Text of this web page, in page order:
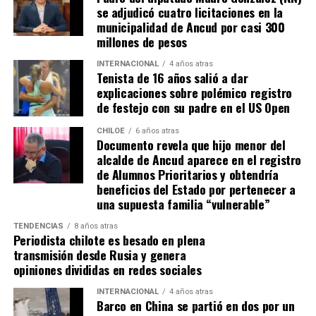
en pos de que cada kilómetro recorrido, signifique más
que una llegada a Santiago, un arribo a la cura de su hijo
Actualmente, Gómez se encuentra en Santiago
realizando trámites y participando como invitada en
distintos medios de comunicación. Aunque aún no tiene
una fecha exacta para su viaje a Estados Unidos, donde
se administra el medicamento, indicó que esperan
realizarlo «a mediados de junio».
Cabe destacar que, pese a que se logró reunir el dinero y,
por ende, la meta se cumplió, continúan circulando por
redes sociales, eventos a beneficios de Tomás Ross.
¿Como ayudar?
Instagram, Dante_contra_duchenne
Fernando Jara (padre)
se adjudicó cuatro licitaciones en la
municipalidad de Ancud por casi 300
millones de pesos
INTERNACIONAL 4 años atras
Tenista de 16 años salió a dar
explicaciones sobre polémico registro
de festejo con su padre en el US Open
CHILOE 6 años atras
Documento revela que hijo menor del
alcalde de Ancud aparece en el registro
de Alumnos Prioritarios y obtendría
beneficios del Estado por pertenecer a
una supuesta familia “vulnerable”
TENDENCIAS 8 años atras
Periodista chilote es besado en plena
transmisión desde Rusia y genera
opiniones divididas en redes sociales
INTERNACIONAL 4 años atras
Barco en China se partió en dos por un